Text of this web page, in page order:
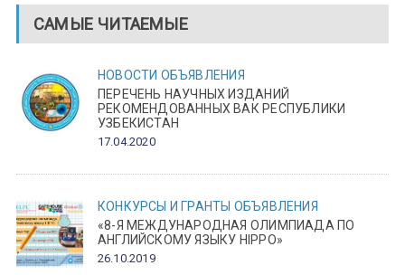
САМЫЕ ЧИТАЕМЫЕ
НОВОСТИ ОБЪЯВЛЕНИЯ
ПЕРЕЧЕНЬ НАУЧНЫХ ИЗДАНИЙ
РЕКОМЕНДОВАННЫХ ВАК РЕСПУБЛИКИ
УЗБЕКИСТАН
17.04.2020
КОНКУРСЫ И ГРАНТЫ ОБЪЯВЛЕНИЯ
«8-Я МЕЖДУНАРОДНАЯ ОЛИМПИАДА ПО
АНГЛИЙСКОМУ ЯЗЫКУ HIPPO»
26.10.2019